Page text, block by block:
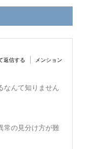
返信する メンション
なんて知りません
常の見分け方が難